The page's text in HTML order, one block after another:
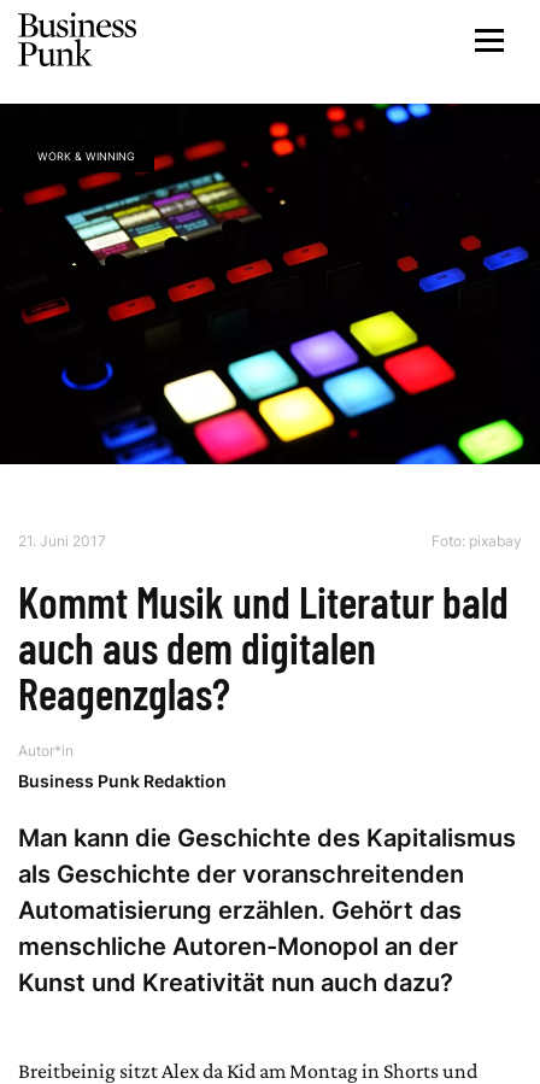
WORK & WINNING
21. Juni 2017 Foto: pixabay
Kommt Musik und Literatur bald
auch aus dem digitalen
Reagenzglas?
Autor*in
Business Punk Redaktion
Man kann die Geschichte des Kapitalismus
als Geschichte der voranschreitenden
Automatisierung erzählen. Gehört das
menschliche Autoren-Monopol an der
Kunst und Kreativität nun auch dazu?
Breitbeinig sitzt Alex da Kid am Montag in Shorts und